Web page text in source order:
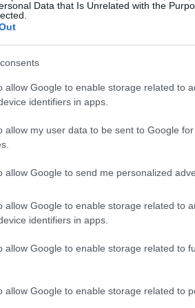
Data that Is Unrelated with the
allow Google to enable storage related to
identifiers in apps.
allow my user data to be sent to Google
allow Google to send me personalized
allow Google to enable storage related to
identifiers in apps.
allow Google to enable storage related to
allow Google to enable storage related to
tecnici. Lo stile grafico è
moderne che creano uno
l’atmosfera
corpo umano, guida il giocatore
scontri con nemici meccanici e
e combattimento
dominante e sul
fa da sfondo a temi come
dialoghi sia negli ambienti
indizi, invitando il giocatore a
per comprendere il quadro